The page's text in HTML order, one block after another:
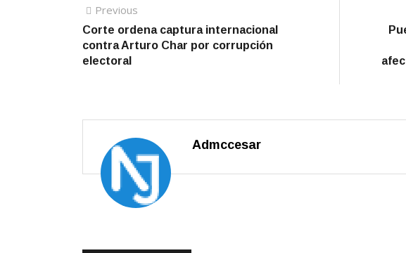
Navegación
de
entradas
Previous
post:
Corte ordena captura internacional
contra Arturo Char por corrupción
electoral
Admccesar